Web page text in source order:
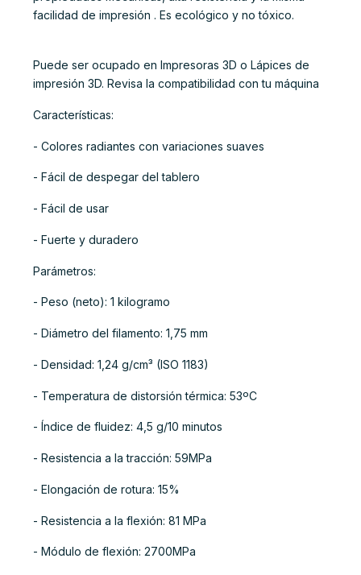
facilidad de impresión . Es ecológico y no tóxico.
Puede ser ocupado en Impresoras 3D o Lápices de
impresión 3D. Revisa la compatibilidad con tu máquina
Características:
- Colores radiantes con variaciones suaves
- Fácil de despegar del tablero
- Fácil de usar
- Fuerte y duradero
Parámetros:
- Peso (neto): 1 kilogramo
- Diámetro del filamento: 1,75 mm
- Densidad: 1,24 g/cm³ (ISO 1183)
- Temperatura de distorsión térmica: 53ºC
- Índice de fluidez: 4,5 g/10 minutos
- Resistencia a la tracción: 59MPa
- Elongación de rotura: 15%
- Resistencia a la flexión: 81 MPa
- Módulo de flexión: 2700MPa